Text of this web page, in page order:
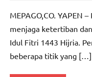
MEPAGO,CO. YAPEN
menjaga ketertiban
Idul Fitri 1443 Hijria.
beberapa titik yang […]